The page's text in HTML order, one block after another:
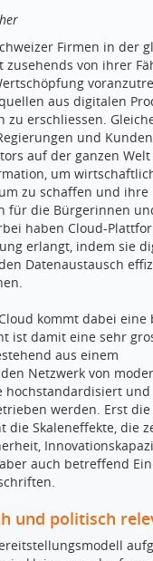
erhöht operative
Daten aus der Cloud
Firmen in der
zusehends von ihrer
aus digitalen
zu erschliessen.
und
auf der ganzen
um
zu schaffen und ihre
für die Bürgerinnen
haben Cloud-
erlangt, indem sie
Datenaustausch
kommt dabei eine
ist damit eine sehr
aus einem
Netzwerk von
hochstandardisiert und
werden. Erst die
die Skaleneffekte, die
auch betreffend
und politisch